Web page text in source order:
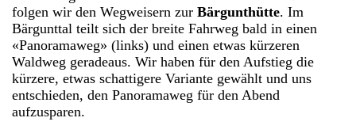
folgen wir den Wegweisern zurBärgunthütte. Im
Bärgunttal teilt sich der breite Fahrweg bald in einen
«Panoramaweg» (links) und einen etwas kürzeren
Waldweg geradeaus. Wir haben für den Aufstieg die
kürzere, etwas schattigere Variante gewählt und uns
entschieden, den Panoramaweg für den Abend
aufzusparen.